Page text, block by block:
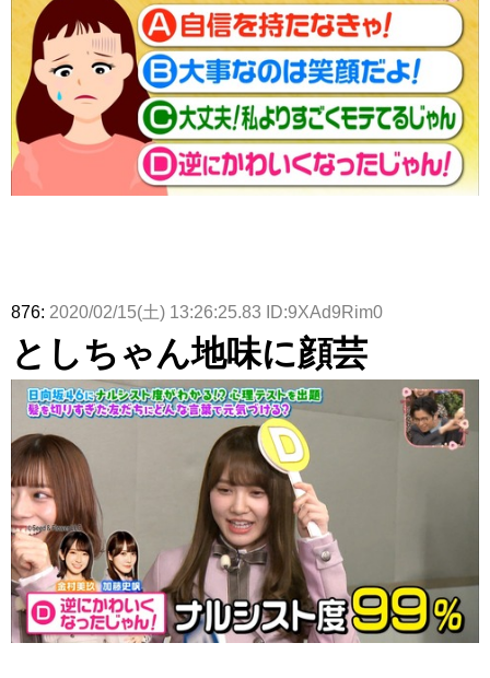
876: 2020/02/15(土) 13:26:25.83 ID:9XAd9Rim0
としちゃん地味に顔芸